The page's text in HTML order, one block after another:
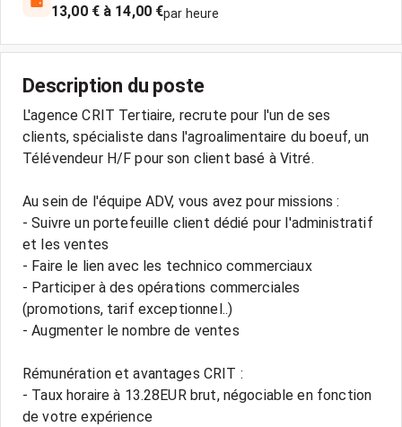
13,00 € à 14,00 €par heure
Description du poste
L'agence CRIT Tertiaire, recrute pour l'un de ses
clients, spécialiste dans l'agroalimentaire du boeuf, un
Télévendeur H/F pour son client basé à Vitré.
Au sein de l'équipe ADV, vous avez pour missions :
- Suivre un portefeuille client dédié pour l'administratif
et les ventes
- Faire le lien avec les technico commerciaux
- Participer à des opérations commerciales
(promotions, tarif exceptionnel..)
- Augmenter le nombre de ventes
Rémunération et avantages CRIT :
- Taux horaire à 13.28EUR brut, négociable en fonction
de votre expérience